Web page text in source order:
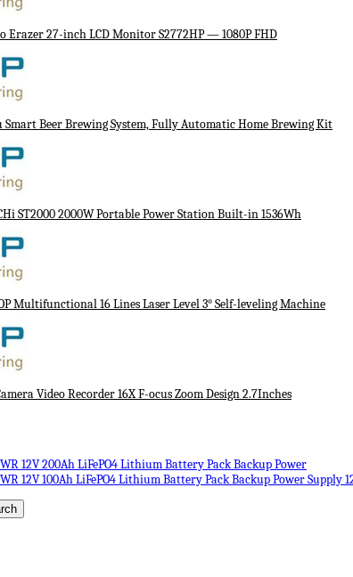
Erazer 27-inch LCD Monitor S2772HP — 1080P FHD
Smart Beer Brewing System, Fully Automatic Home Brewing Kit
ST2000 2000W Portable Power Station Built-in 1536Wh
Multifunctional 16 Lines Laser Level 3° Self-leveling Machine
Video Recorder 16X F-ocus Zoom Design 2.7Inches
12V 200Ah LiFePO4 Lithium Battery Pack Backup Power
12V 100Ah LiFePO4 Lithium Battery Pack Backup Power Supply